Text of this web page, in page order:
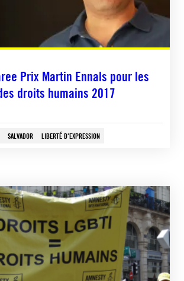
Prix Martin Ennals pour les
droits humains 2017
SALVADOR LIBERTÉ D'EXPRESSION